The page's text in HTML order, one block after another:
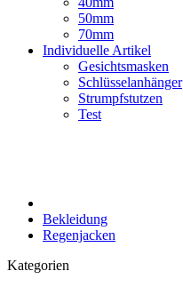
50mm
70mm
Individuelle Artikel
Gesichtsmasken
Schlüsselanhänger
Strumpfstutzen
Test
Bekleidung
Regenjacken
Kategorien